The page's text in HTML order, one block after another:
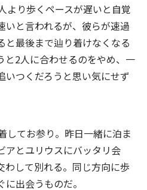
より歩くペースが遅いと自覚
いと言われるが、彼らが速過
と最後まで辿り着けなくなる
と2人に合わせるのをやめ、一
いつくだろうと思い気にせず
してお参り。昨日一緒に泊ま
アとユリウスにバッタリ会
わして別れる。同じ方向に歩
出会うものだ。